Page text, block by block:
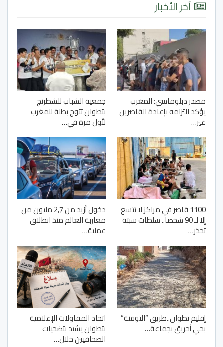
آخر الأخبار
مصدر دبلوماسي: المغرب
يؤكد التزامه بإعادة القاصرين
غير…
جمعية الشباب للشطرنج
بتطوان تتوج بطلة للمغرب
لأول مرة في…
1100 قاصر في مراكز لا تتسع
إلا لـ 90 شخصا.. سلطات سبتة
تحذر…
دخول أزيد من 2,7 مليون من
مغاربة العالم منذ انطلاق
عملية…
إقليم تطوان..طريق “التوفنة”
بحي أحريق بجماعة…
اتحاد المقاولات الإعلامية
بتطوان يشيد بتضحيات
الصحافيين خلال…